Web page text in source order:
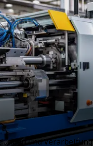
und Verarbeitung